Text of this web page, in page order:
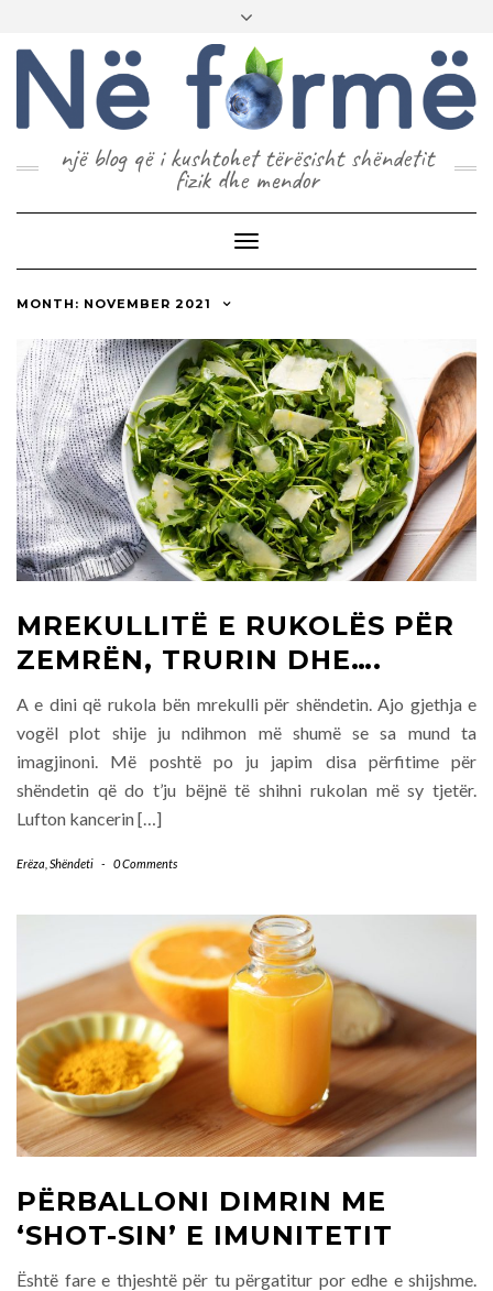
një blog që i kushtohet tërësisht shëndetit
fizik dhe mendor
Toggle
Navigation
MONTH: NOVEMBER 2021
MREKULLITË E RUKOLËS PËR
ZEMRËN, TRURIN DHE….
A e dini që rukola bën mrekulli për shëndetin. Ajo gjethja e
vogël plot shije ju ndihmon më shumë se sa mund ta
imagjinoni. Më poshtë po ju japim disa përfitime për
shëndetin që do t’ju bëjnë të shihni rukolan më sy tjetër.
Lufton kancerin […]
Erëza Shëndeti - 0 Comments
PËRBALLONI DIMRIN ME
‘SHOT-SIN’ E IMUNITETIT
Është fare e thjeshtë për tu përgatitur por edhe e shijshme.